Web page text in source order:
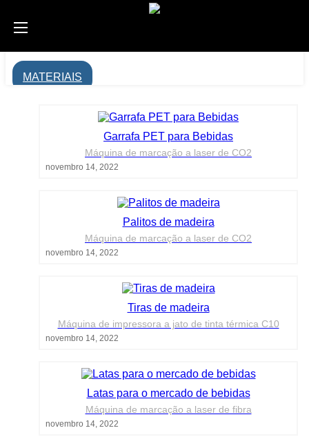
MATERIAIS
Garrafa PET para Bebidas
Máquina de marcação a laser de CO2
novembro 14, 2022
Palitos de madeira
Máquina de marcação a laser de CO2
novembro 14, 2022
Tiras de madeira
Máquina de impressora a jato de tinta térmica C10
novembro 14, 2022
Latas para o mercado de bebidas
Máquina de marcação a laser de fibra
novembro 14, 2022